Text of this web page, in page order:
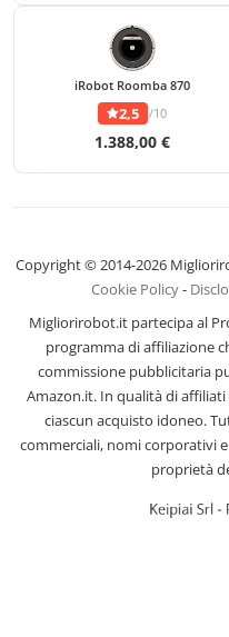
iRobot Roomba 870
2,5 /10
1.388,00 €
Copyright © 2014-2026
Cookie Policy-
Migliorirobot.it partecipa al
programma di affiliazione
commissione pubblicitaria
Amazon.it. In qualità di
ciascun acquisto idoneo.
commerciali, nomi corporativi
proprietà